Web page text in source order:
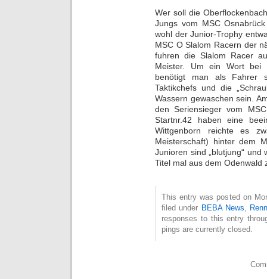
Wer soll die
Jungs vom MSC
wohl der Junior-Trophy
MSC O Slalom Racern der
fuhren die Slalom Racer
Meister. Um ein Wort bei
benötigt man als Fahrer
Taktikchefs und die
Wassern gewaschen sein.
den Seriensieger vom
Startnr.42 haben eine
Wittgenborn reichte es
Meisterschaft) hinter dem
Junioren sind „blutjung“
Titel mal aus dem Odenwald
This entry was posted on
filed under BEBA News,
responses to this entry
pings are currently closed.